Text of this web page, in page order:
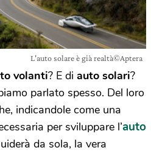
L'auto solare è già realtà©Aptera
volanti? E di auto solari?
parlato spesso. Del loro
indicandole come una
per sviluppare l’auto
da sola, la vera